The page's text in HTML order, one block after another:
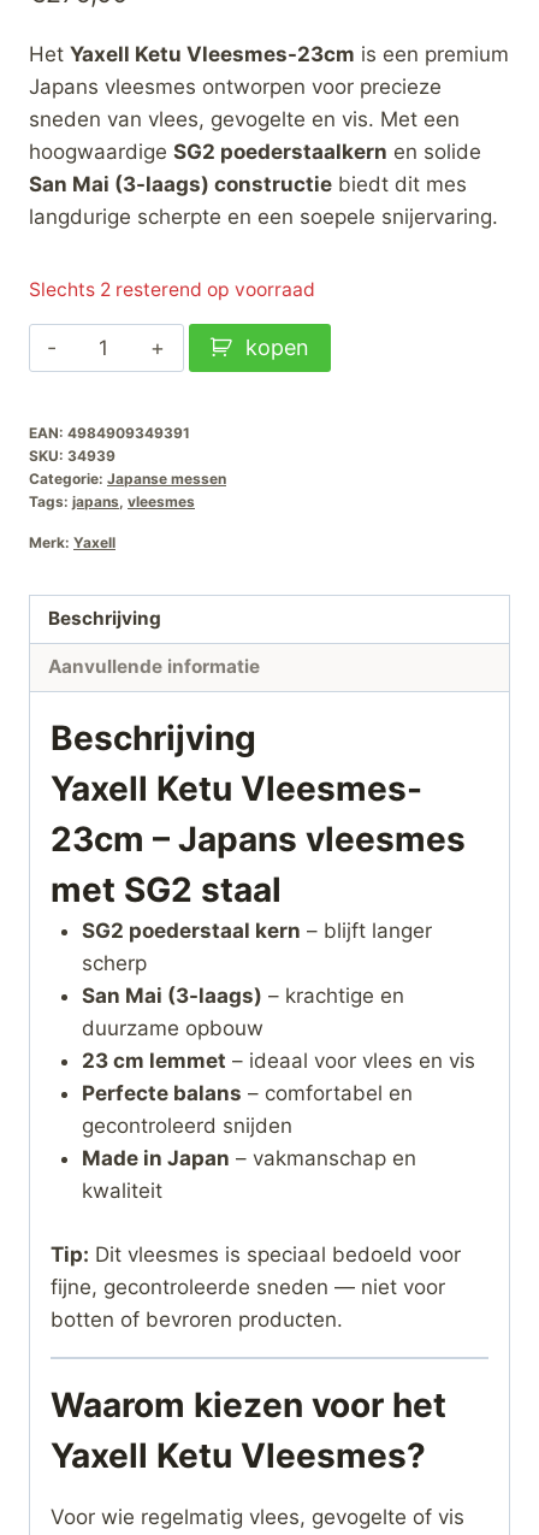
Het Yaxell Ketu Vleesmes-23cm is een premium
Japans vleesmes ontworpen voor precieze
sneden van vlees, gevogelte en vis. Met een
hoogwaardige SG2 poederstaalkern en solide
San Mai (3-laags) constructie biedt dit mes
langdurige scherpte en een soepele snijervaring.
Slechts 2 resterend op voorraad
Yaxell
Ketu
23cm
aantal
kopen
EAN: 4984909349391
SKU: 34939
Categorie: Japanse messen
Tags: japans, vleesmes
Merk: Yaxell
Beschrijving
Aanvullende informatie
Beschrijving
Yaxell Ketu Vleesmes-
23cm – Japans vleesmes
met SG2 staal
SG2 poederstaal kern – blijft langer
scherp
San Mai (3-laags) – krachtige en
duurzame opbouw
23 cm lemmet – ideaal voor vlees en vis
Perfecte balans – comfortabel en
gecontroleerd snijden
Made in Japan – vakmanschap en
kwaliteit
Tip: Dit vleesmes is speciaal bedoeld voor
fijne, gecontroleerde sneden — niet voor
botten of bevroren producten.
Waarom kiezen voor het
Yaxell Ketu Vleesmes?
Voor wie regelmatig vlees, gevogelte of vis